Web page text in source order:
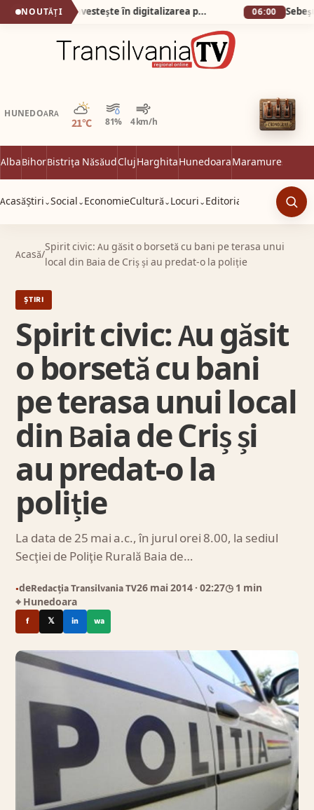
NOUTĂȚI Castel Transilvania investește în digitalizarea proceselor tehnologice interne 06:00 Sebeșul,
HUNEDOARA
21°C 81% 4 km/h
Parțial noros
AlbaBihorBistrița NăsăudClujHarghitaHunedoaraMaramureș
AcasăȘtiri ⌄Social ⌄ EconomieCultură ⌄ Locuri ⌄ Editorial
Acasă/
Spirit civic: Au găsit o borsetă cu bani pe terasa unui
local din Baia de Criș și au predat-o la poliție
ȘTIRI
Spirit civic: Au găsit
o borsetă cu bani
pe terasa unui local
din Baia de Criș și
au predat-o la
poliție
La data de 25 mai a.c., în jurul orei 8.00, la sediul
Secţiei de Poliţie Rurală Baia de…
●deRedacția Transilvania TV26 mai 2014 · 02:27◷ 1 min
⌖ Hunedoara
f 𝕏 in wa